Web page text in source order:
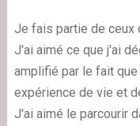
Je fais partie de ceux
J'ai aimé ce que j'ai
amplifié par le fait
expérience de vie et
J'ai aimé le parcourir